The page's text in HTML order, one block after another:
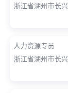
浙江省湖州市长
人力资源专员
浙江省湖州市长